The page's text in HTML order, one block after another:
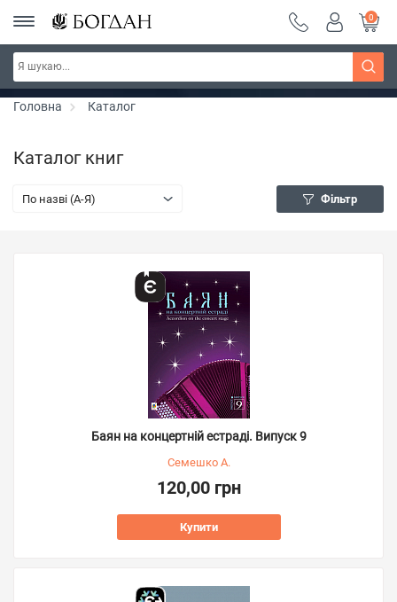
РОЗПРОДАЖ ~ 150 грн ~ 200 грн ~ 250 грн ~
300 грн ~ РОЗПРОДАЖ
Дізнатись більше
0
Головна Каталог
Каталог книг
По назві (A-Я) Фільтр
Баян на концертній естраді. Випуск 9
Семешко А.
120,00 грн
Купити